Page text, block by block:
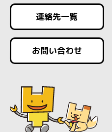
連絡先一覧
お問い合わせ